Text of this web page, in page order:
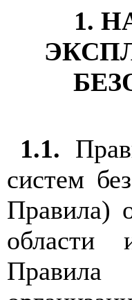
1.
1.1.
систем
Правила)
области
Правила